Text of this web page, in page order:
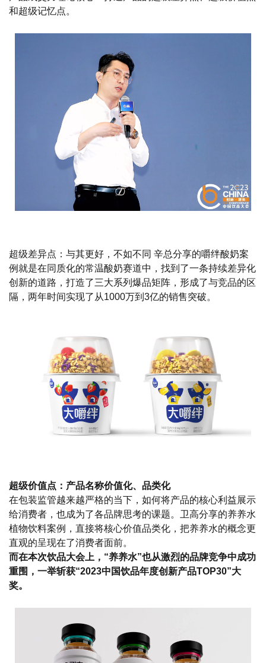
和超级记忆点。
超级差异点：与其更好，不如不同 辛总分享的嚼绊酸奶案
例就是在同质化的常温酸奶赛道中，找到了一条持续差异化
创新的道路，打造了三大系列爆品矩阵，形成了与竞品的区
隔，两年时间实现了从1000万到3亿的销售突破。
超级价值点：产品名称价值化、品类化
在包装监管越来越严格的当下，如何将产品的核心利益展示
给消费者，也成为了各品牌思考的课题。卫高分享的养养水
植物饮料案例，直接将核心价值品类化，把养养水的概念更
直观的呈现在了消费者面前。
而在本次饮品大会上，“养养水”也从激烈的品牌竞争中成功
重围，一举斩获“2023中国饮品年度创新产品TOP30”大
奖。